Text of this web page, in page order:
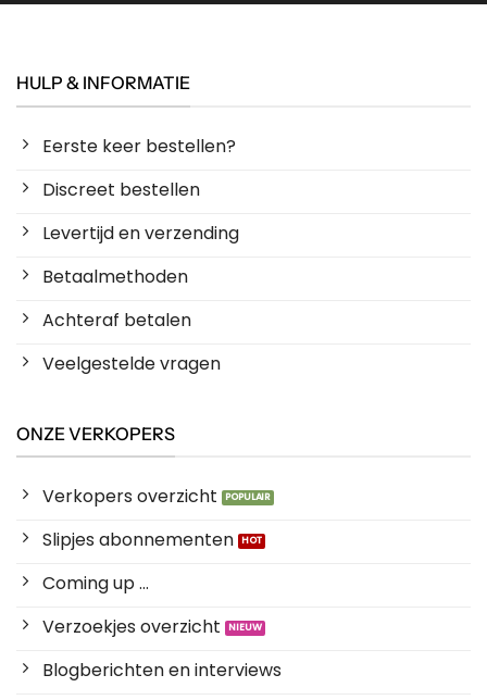
HULP & INFORMATIE
Eerste keer bestellen?
Discreet bestellen
Levertijd en verzending
Betaalmethoden
Achteraf betalen
Veelgestelde vragen
ONZE VERKOPERS
Verkopers overzicht
Slipjes abonnementen
Coming up ...
Verzoekjes overzicht
Blogberichten en interviews